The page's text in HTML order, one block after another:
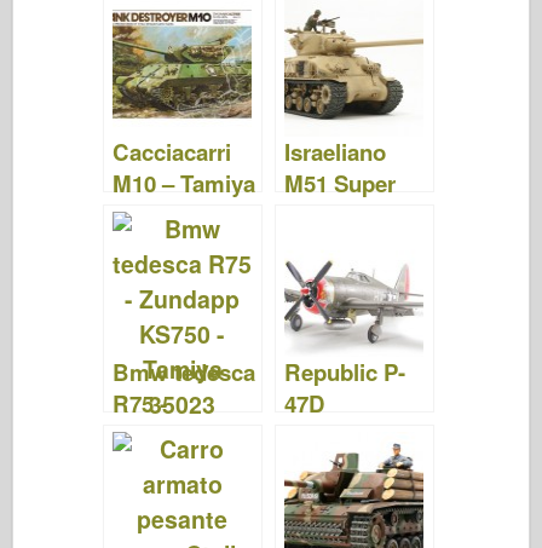
Mk.III –
Tamiya 61111
Cacciacarri
M10 – Tamiya
89554
Israeliano
M51 Super
Bmw tedesca
R75 -
Zundapp
KS750 -
Tamiya 35023
Republic P-
47D
Thunderbolt –
"Razorback"
– Tamiya
61086